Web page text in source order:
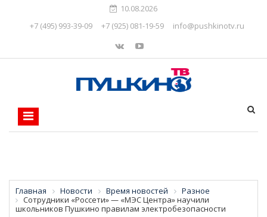
10.08.2026
+7 (495) 993-39-09
+7 (925) 081-19-59 info@pushkinotv.ru
Главная Новости Время новостей
Разное
Сотрудники «Россети» — «МЭС Центра» научили
школьников Пушкино правилам электробезопасности